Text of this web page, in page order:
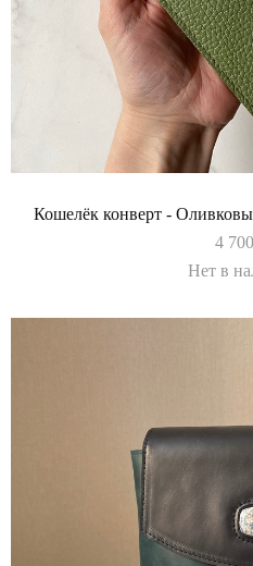
Кошелёк конверт -
4
Нет в